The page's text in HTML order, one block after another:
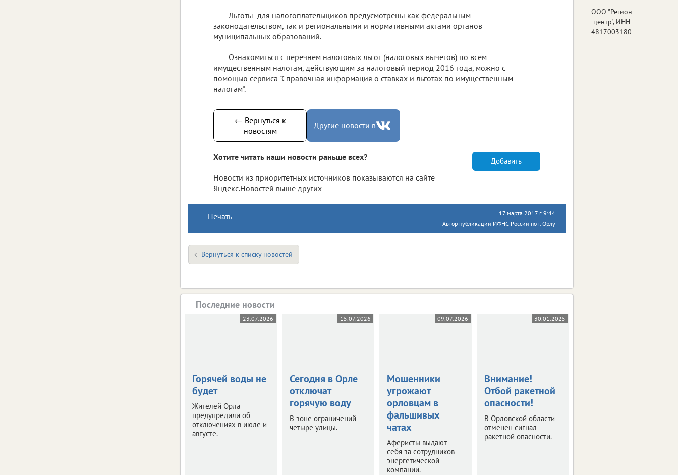
Льготы для налогоплательщиков предусмотрены как федеральным
законодательством, так и региональными и нормативными актами органов
муниципальных образований.
Ознакомиться с перечнем налоговых льгот (налоговых вычетов) по всем
имущественным налогам, действующим за налоговый период 2016 года, можно с
помощью сервиса "Справочная информация о ставках и льготах по имущественным
налогам".
← Вернуться к
новостям
Другие новости в
Хотите читать наши новости раньше всех?
Новости из приоритетных источников показываются на сайте
Яндекс.Новостей выше других
Добавить
Печать
17 марта 2017 г. 9:44
Автор публикации ИФНС России по г. Орлу
Вернуться к списку новостей
Последние новости
23.07.2026
Горячей воды не
будет
Жителей Орла
предупредили об
отключениях в июле и
августе.
15.07.2026
Сегодня в Орле
отключат
горячую воду
В зоне ограничений –
четыре улицы.
09.07.2026
Мошенники
угрожают
орловцам в
фальшивых
чатах
Аферисты выдают
себя за сотрудников
энергетической
компании.
30.01.2025
Внимание!
Отбой ракетной
опасности!
В Орловской области
отменен сигнал
ракетной опасности.
ООО "Регион
центр", ИНН
4817003180